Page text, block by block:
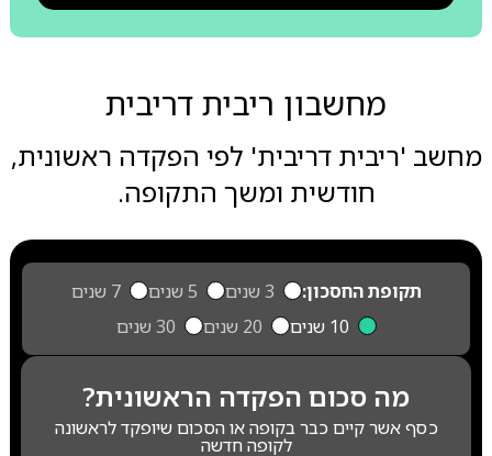
מחשבון ריבית דריבית
מחשב 'ריבית דריבית' לפי הפקדה ראשונית,
חודשית ומשך התקופה.
תקופת החסכון: 3 שנים 5 שנים
7 שנים
10 שנים
20 שנים 30 שנים
מה סכום הפקדה הראשונית?
כסף אשר קיים כבר בקופה או הסכום שיופקד לראשונה
לקופה חדשה